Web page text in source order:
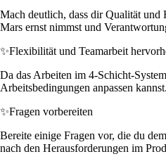
Mach deutlich, dass dir Qualität und
Mars ernst nimmst und
✨Flexibilität und Teamarbeit
Da das Arbeiten im 4-Schicht-
Arbeitsbedingungen anpassen
✨Fragen vorbereiten
Bereite einige Fragen vor, die du
nach den Herausforderungen im